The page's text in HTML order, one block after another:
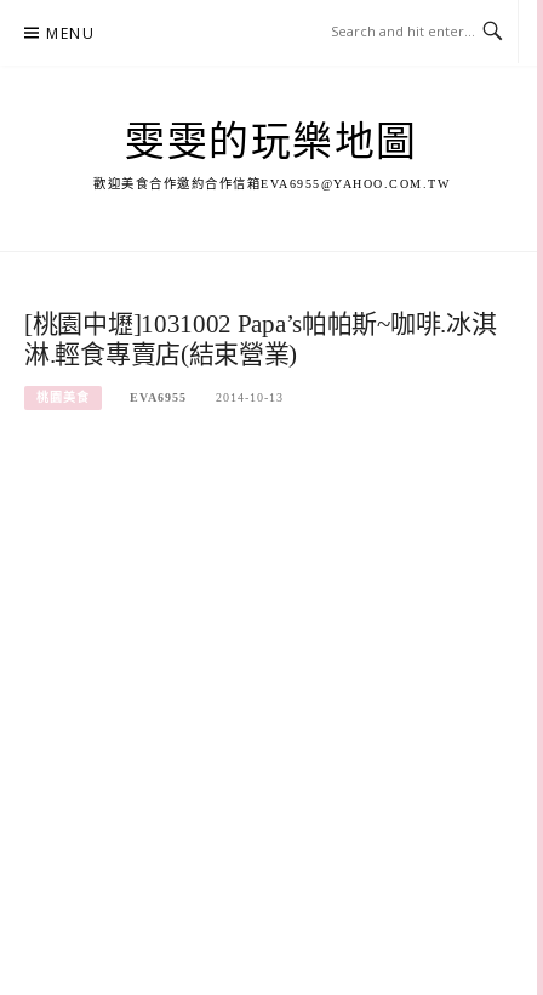
MENU
雯雯的玩樂地圖
歡迎美食合作邀約合作信箱EVA6955@YAHOO.COM.TW
[桃園中壢]1031002 Papa’s帕帕斯~咖啡.冰淇
淋.輕食專賣店(結束營業)
桃園美食 EVA6955 2014-10-13